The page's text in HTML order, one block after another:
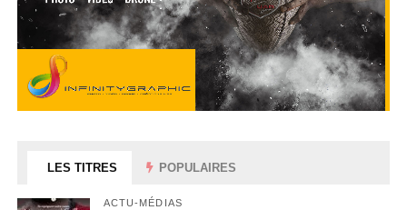
LES TITRES POPULAIRES
ACTU-MÉDIAS